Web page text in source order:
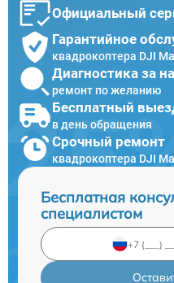
Официальный
Гарантийное
квадрокоптера DJI
Диагностика за
ремонт по желанию
Бесплатный
в день обращения
Срочный ремонт
квадрокоптера DJI
Бесплатная
специалистом